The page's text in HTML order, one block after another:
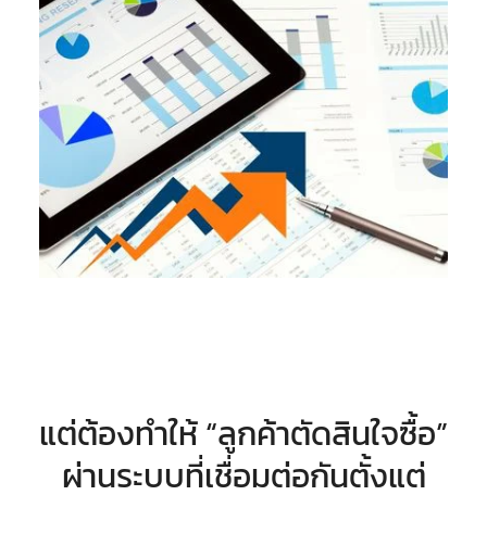
แต่ต้องทำให้ “ลูกค้าตัดสินใจซื้อ”
ผ่านระบบที่เชื่อมต่อกันตั้งแต่